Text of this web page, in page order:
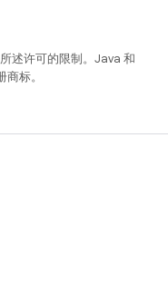
述许可的限制。Java 和
标。